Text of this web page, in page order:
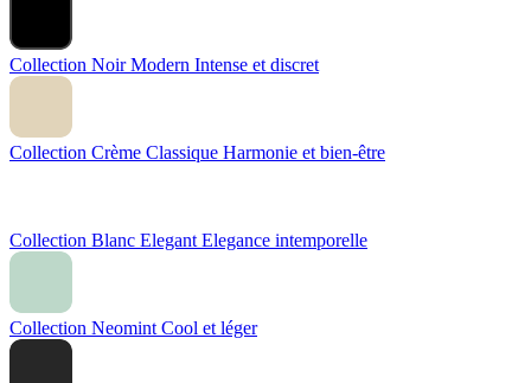
Collection Noir Modern Intense et discret
Collection Crème Classique Harmonie et bien-être
Collection Blanc Elegant Elegance intemporelle
Collection Neomint Cool et léger